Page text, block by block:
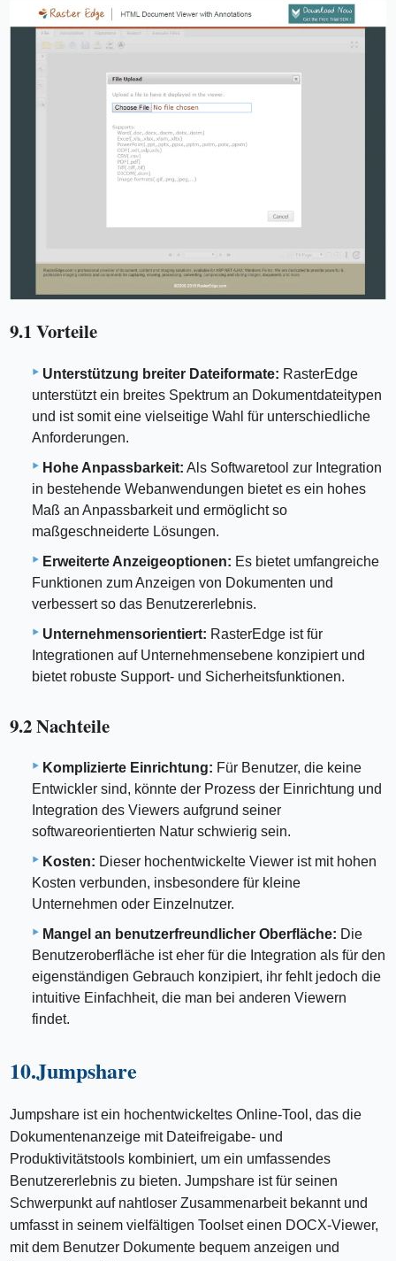
9.1 Vorteile
Unterstützung breiter Dateiformate: RasterEdge
unterstützt ein breites Spektrum an Dokumentdateitypen
und ist somit eine vielseitige Wahl für unterschiedliche
Anforderungen.
Hohe Anpassbarkeit: Als Softwaretool zur Integration
in bestehende Webanwendungen bietet es ein hohes
Maß an Anpassbarkeit und ermöglicht so
maßgeschneiderte Lösungen.
Erweiterte Anzeigeoptionen: Es bietet umfangreiche
Funktionen zum Anzeigen von Dokumenten und
verbessert so das Benutzererlebnis.
Unternehmensorientiert: RasterEdge ist für
Integrationen auf Unternehmensebene konzipiert und
bietet robuste Support- und Sicherheitsfunktionen.
9.2 Nachteile
Komplizierte Einrichtung: Für Benutzer, die keine
Entwickler sind, könnte der Prozess der Einrichtung und
Integration des Viewers aufgrund seiner
softwareorientierten Natur schwierig sein.
Kosten: Dieser hochentwickelte Viewer ist mit hohen
Kosten verbunden, insbesondere für kleine
Unternehmen oder Einzelnutzer.
Mangel an benutzerfreundlicher Oberfläche: Die
Benutzeroberfläche ist eher für die Integration als für den
eigenständigen Gebrauch konzipiert, ihr fehlt jedoch die
intuitive Einfachheit, die man bei anderen Viewern
findet.
10.Jumpshare
Jumpshare ist ein hochentwickeltes Online-Tool, das die
Dokumentenanzeige mit Dateifreigabe- und
Produktivitätstools kombiniert, um ein umfassendes
Benutzererlebnis zu bieten. Jumpshare ist für seinen
Schwerpunkt auf nahtloser Zusammenarbeit bekannt und
umfasst in seinem vielfältigen Toolset einen DOCX-Viewer,
mit dem Benutzer Dokumente bequem anzeigen und